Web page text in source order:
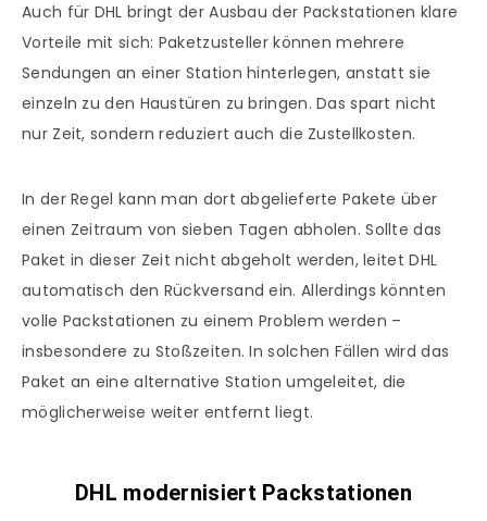
Auch für DHL bringt der Ausbau der Packstationen klare
Vorteile mit sich: Paketzusteller können mehrere
Sendungen an einer Station hinterlegen, anstatt sie
einzeln zu den Haustüren zu bringen. Das spart nicht
nur Zeit, sondern reduziert auch die Zustellkosten.
In der Regel kann man dort abgelieferte Pakete über
einen Zeitraum von sieben Tagen abholen. Sollte das
Paket in dieser Zeit nicht abgeholt werden, leitet DHL
automatisch den Rückversand ein. Allerdings könnten
volle Packstationen zu einem Problem werden –
insbesondere zu Stoßzeiten. In solchen Fällen wird das
Paket an eine alternative Station umgeleitet, die
möglicherweise weiter entfernt liegt.
DHL modernisiert Packstationen